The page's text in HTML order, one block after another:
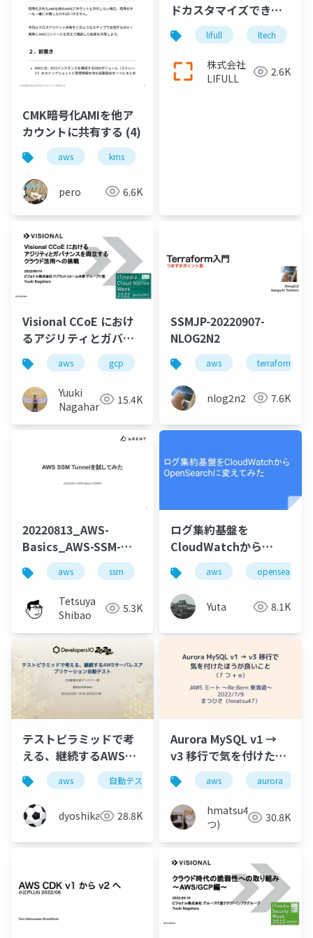
CMK暗号化AMIを他ア
カウントに共有する (4)
aws kms
pero 6.6K
ドカスタマイズできる
Solr
lifull ltech
株式会社
LIFULL
2.6K
Visional CCoE におけ
るアジリティとガバナ
ンスを両立するクラウ
ド活用への挑戦
aws gcp cloud ccoe
Yuuki
Nagahara
15.4K
SSMJP-20220907-
NLOG2N2
aws terraform
nlog2n2 7.6K
20220813_AWS-
Basics_AWS-SSM-
Tunnelを試してみた
aws ssm
Tetsuya
Shibao
5.3K
ログ集約基盤を
CloudWatchから
OpenSearchに変えて
みた
aws opensearch
Yuta 8.1K
テストピラミッドで考
える、継続するAWSサ
ーバレスアプリケーシ
ョン自動テスト
aws 自動テスト
dyoshikawa 28.8K
Aurora MySQL v1 →
v3 移行で気を付けたほ
うが良いこと（7 つ +
α）
aws aurora
hmatsu47(ま
つ)
30.8K